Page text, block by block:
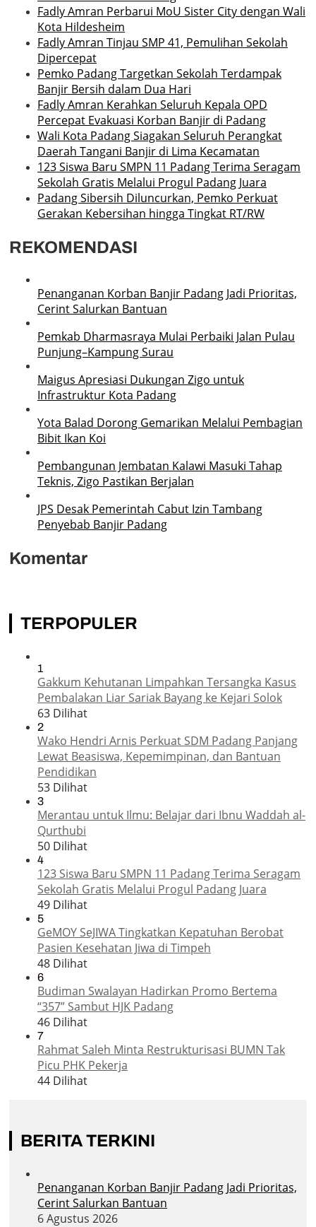
Fadly Amran Perbarui MoU Sister City dengan Wali
Kota Hildesheim
Fadly Amran Tinjau SMP 41, Pemulihan Sekolah
Dipercepat
Pemko Padang Targetkan Sekolah Terdampak
Banjir Bersih dalam Dua Hari
Fadly Amran Kerahkan Seluruh Kepala OPD
Percepat Evakuasi Korban Banjir di Padang
Wali Kota Padang Siagakan Seluruh Perangkat
Daerah Tangani Banjir di Lima Kecamatan
123 Siswa Baru SMPN 11 Padang Terima Seragam
Sekolah Gratis Melalui Progul Padang Juara
Padang Sibersih Diluncurkan, Pemko Perkuat
Gerakan Kebersihan hingga Tingkat RT/RW
REKOMENDASI
Penanganan Korban Banjir Padang Jadi Prioritas,
Cerint Salurkan Bantuan
Pemkab Dharmasraya Mulai Perbaiki Jalan Pulau
Punjung–Kampung Surau
Maigus Apresiasi Dukungan Zigo untuk
Infrastruktur Kota Padang
Yota Balad Dorong Gemarikan Melalui Pembagian
Bibit Ikan Koi
Pembangunan Jembatan Kalawi Masuki Tahap
Teknis, Zigo Pastikan Berjalan
JPS Desak Pemerintah Cabut Izin Tambang
Penyebab Banjir Padang
Komentar
TERPOPULER
1
Gakkum Kehutanan Limpahkan Tersangka Kasus
Pembalakan Liar Sariak Bayang ke Kejari Solok
63 Dilihat
2
Wako Hendri Arnis Perkuat SDM Padang Panjang
Lewat Beasiswa, Kepemimpinan, dan Bantuan
Pendidikan
53 Dilihat
3
Merantau untuk Ilmu: Belajar dari Ibnu Waddah al-
Qurthubi
50 Dilihat
4
123 Siswa Baru SMPN 11 Padang Terima Seragam
Sekolah Gratis Melalui Progul Padang Juara
49 Dilihat
5
GeMOY SeJIWA Tingkatkan Kepatuhan Berobat
Pasien Kesehatan Jiwa di Timpeh
48 Dilihat
6
Budiman Swalayan Hadirkan Promo Bertema
“357” Sambut HJK Padang
46 Dilihat
7
Rahmat Saleh Minta Restrukturisasi BUMN Tak
Picu PHK Pekerja
44 Dilihat
BERITA TERKINI
Penanganan Korban Banjir Padang Jadi Prioritas,
Cerint Salurkan Bantuan
6 Agustus 2026